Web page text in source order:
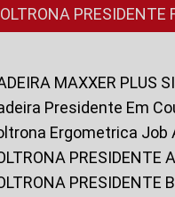
POLTRONA
MAXXER PLUS
Presidente Em
Ergometrica
PRESIDENTE